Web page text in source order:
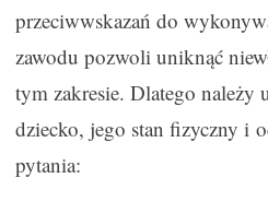
przeciwwskazań do
zawodu pozwoli uniknąć
tym zakresie. Dlatego należy
dziecko, jego stan fizyczny i
pytania: